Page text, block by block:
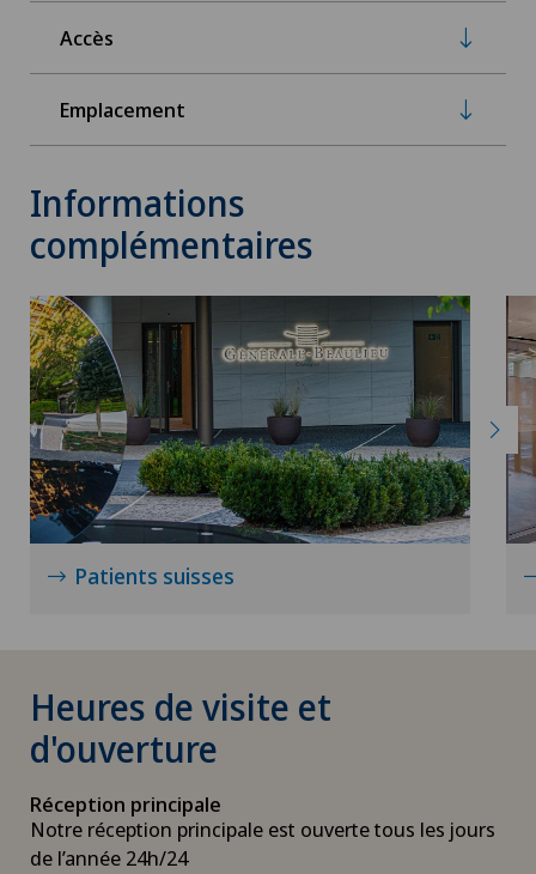
Accès
Emplacement
Informations
complémentaires
Patients suisses
Heures de visite et
d'ouverture
Réception principale
Notre réception principale est ouverte tous les jours
de l’année 24h/24